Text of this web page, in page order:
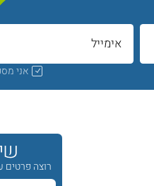
אני
רוצה פרטים